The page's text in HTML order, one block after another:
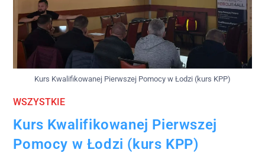
Kurs Kwalifikowanej Pierwszej Pomocy w Łodzi (kurs KPP)
WSZYSTKIE
Kurs Kwalifikowanej Pierwszej
Pomocy w Łodzi (kurs KPP)